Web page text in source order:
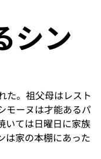
シン
た。祖父母はレスト
モーヌは才能あるパ
いては日曜日に家族
は家の本棚にあった